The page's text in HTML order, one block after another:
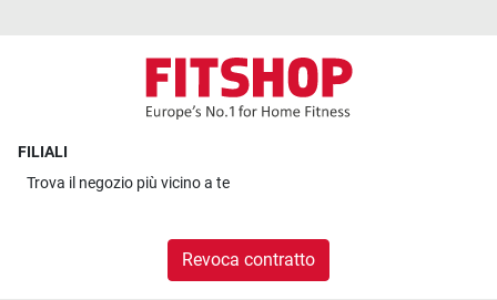
FILIALI
Trova il negozio più vicino a te
Revoca contratto